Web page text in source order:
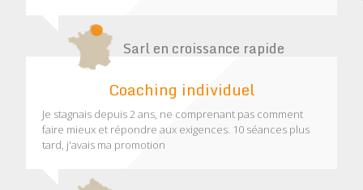
Sarl en croissance rapide
Coaching individuel
Je stagnais depuis 2 ans, ne comprenant pas comment
faire mieux et répondre aux exigences. 10 séances plus
tard, j'avais ma promotion